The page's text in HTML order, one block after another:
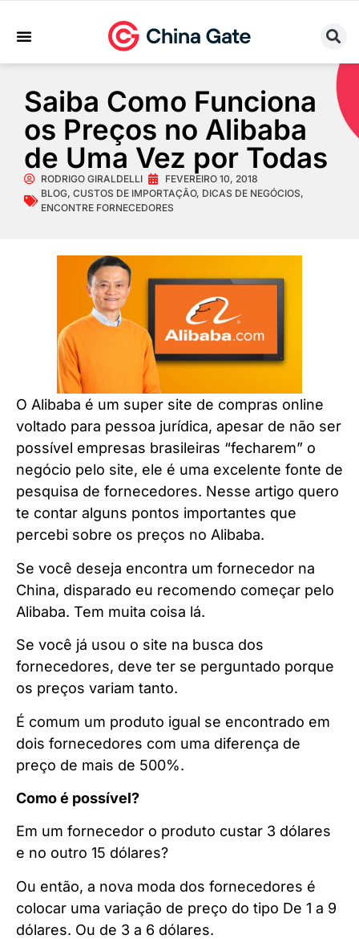
Saiba Como Funciona
os Preços no Alibaba
de Uma Vez por Todas
RODRIGO GIRALDELLI
FEVEREIRO 10, 2018
BLOG, CUSTOS DE IMPORTAÇÃO, DICAS DE NEGÓCIOS,
ENCONTRE FORNECEDORES
O Alibaba é um super site de compras online
voltado para pessoa jurídica, apesar de não ser
possível empresas brasileiras “fecharem” o
negócio pelo site, ele é uma excelente fonte de
pesquisa de fornecedores. Nesse artigo quero
te contar alguns pontos importantes que
percebi sobre os preços no Alibaba.
Se você deseja encontra um fornecedor na
China, disparado eu recomendo começar pelo
Alibaba. Tem muita coisa lá.
Se você já usou o site na busca dos
fornecedores, deve ter se perguntado porque
os preços variam tanto.
É comum um produto igual se encontrado em
dois fornecedores com uma diferença de
preço de mais de 500%.
Como é possível?
Em um fornecedor o produto custar 3 dólares
e no outro 15 dólares?
Ou então, a nova moda dos fornecedores é
colocar uma variação de preço do tipo De 1 a 9
dólares. Ou de 3 a 6 dólares.